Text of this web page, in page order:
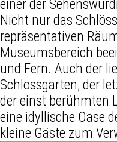
einer der
Nicht nur das
repräsentativen
Museumsbereich
und Fern. Auch der
Schlossgarten, der
der einst berühmten
eine idyllische Oase
kleine Gäste zum